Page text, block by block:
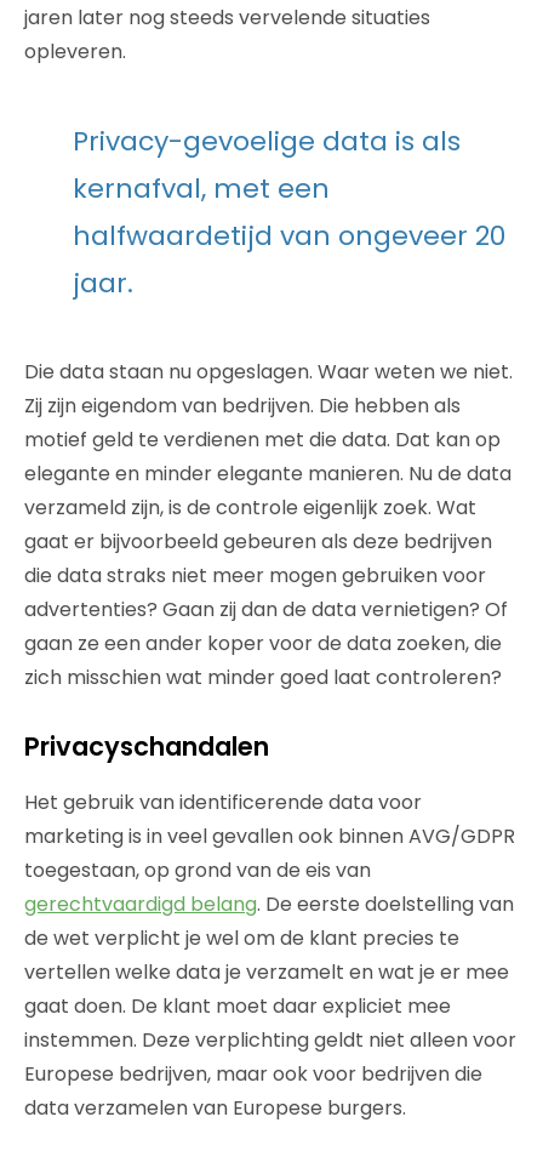
jaren later nog steeds vervelende situaties
opleveren.
Privacy-gevoelige data is als
kernafval, met een
halfwaardetijd van ongeveer 20
jaar.
Die data staan nu opgeslagen. Waar weten we niet.
Zij zijn eigendom van bedrijven. Die hebben als
motief geld te verdienen met die data. Dat kan op
elegante en minder elegante manieren. Nu de data
verzameld zijn, is de controle eigenlijk zoek. Wat
gaat er bijvoorbeeld gebeuren als deze bedrijven
die data straks niet meer mogen gebruiken voor
advertenties? Gaan zij dan de data vernietigen? Of
gaan ze een ander koper voor de data zoeken, die
zich misschien wat minder goed laat controleren?
Privacyschandalen
Het gebruik van identificerende data voor
marketing is in veel gevallen ook binnen AVG/GDPR
toegestaan, op grond van de eis van
gerechtvaardigd belang. De eerste doelstelling van
de wet verplicht je wel om de klant precies te
vertellen welke data je verzamelt en wat je er mee
gaat doen. De klant moet daar expliciet mee
instemmen. Deze verplichting geldt niet alleen voor
Europese bedrijven, maar ook voor bedrijven die
data verzamelen van Europese burgers.